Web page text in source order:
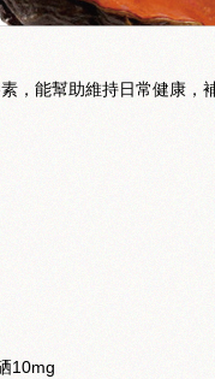
，能幫助維持日常健康，
10mg